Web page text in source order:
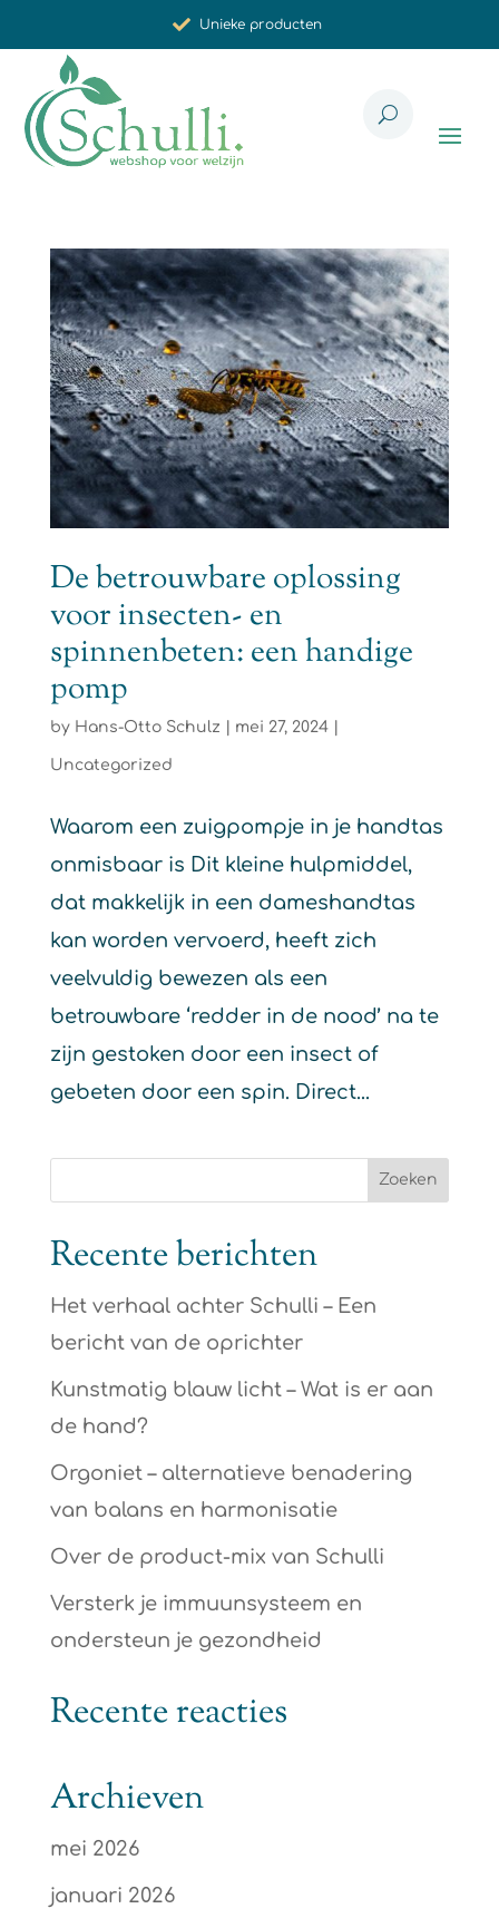
Unieke producten
Met zorg voor u geselecteerd
De betrouwbare oplossing
voor insecten- en
spinnenbeten: een handige
pomp
by Hans-Otto Schulz mei 27, 2024|
Uncategorized
Waarom een zuigpompje in je handtas
onmisbaar is Dit kleine hulpmiddel,
dat makkelijk in een dameshandtas
kan worden vervoerd, heeft zich
veelvuldig bewezen als een
betrouwbare ‘redder in de nood’ na te
zijn gestoken door een insect of
gebeten door een spin. Direct...
Recente berichten
Het verhaal achter Schulli – Een
bericht van de oprichter
Kunstmatig blauw licht – Wat is er aan
de hand?
Orgoniet – alternatieve benadering
van balans en harmonisatie
Over de product-mix van Schulli
Versterk je immuunsysteem en
ondersteun je gezondheid
Recente reacties
Archieven
mei 2026
januari 2026